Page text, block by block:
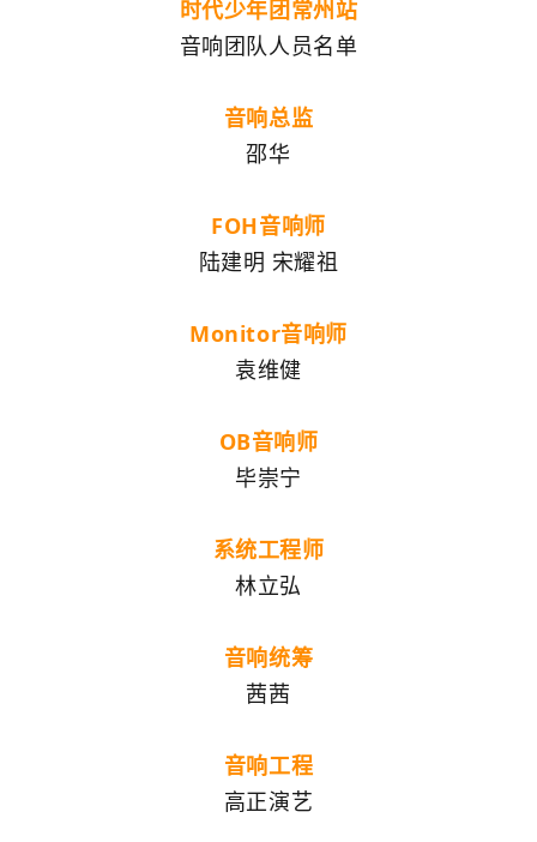
时代少年团常州站
音响团队人员名单
音响总监
邵华
FOH音响师
陆建明 宋耀祖
Monitor音响师
袁维健
OB音响师
毕崇宁
系统工程师
林立弘
音响统筹
茜茜
音响工程
高正演艺